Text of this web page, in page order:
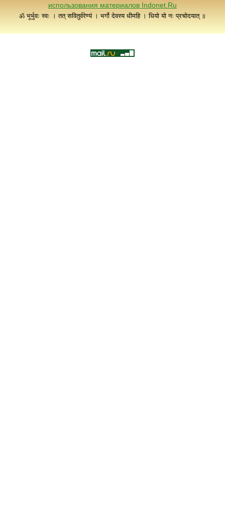
использования материалов Indonet.Ru
ॐ भूर्भुवः स्वः । तत् सवितुर्वरेण्यं । भर्गो देवस्य धीमहि । धियो यो नः प्रचोदयात् ॥